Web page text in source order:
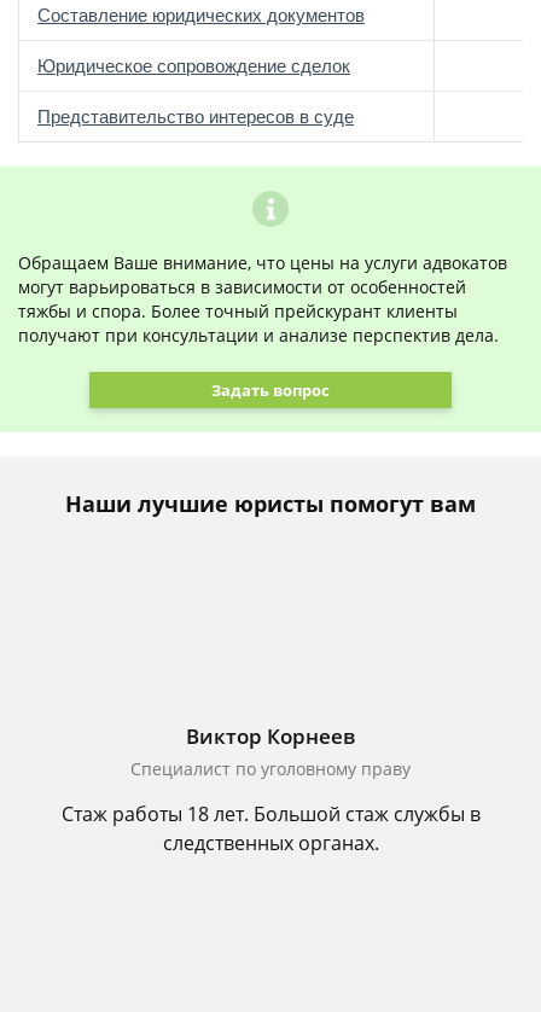
Составление юридических документов
Юридическое сопровождение сделок
Представительство интересов в суде
Обращаем Ваше внимание, что цены на услуги адвокатов
могут варьироваться в зависимости от особенностей
тяжбы и спора. Более точный прейскурант клиенты
получают при консультации и анализе перспектив дела.
Задать вопрос
Наши лучшие юристы помогут вам
Виктор Корнеев
Cпециалист по уголовному праву
Стаж работы 18 лет. Большой стаж службы в
следственных органах.